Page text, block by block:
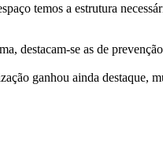
temos a estrutura
destacam-se as de
ganhou ainda destaque,